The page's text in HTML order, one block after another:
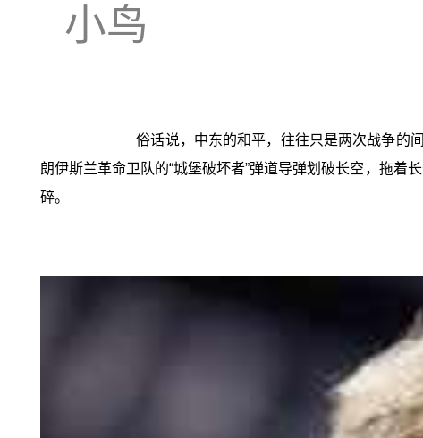
小鸟
俗话说，中东的和平，往往只是两次战争的
朗伊斯兰革命卫队的“城堡破坏者”弹道导弹划破长空，拖
碎。